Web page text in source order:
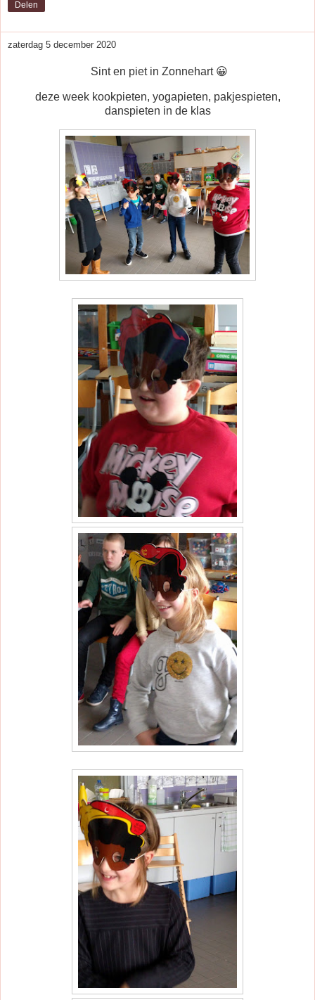
Delen
zaterdag 5 december 2020
Sint en piet in Zonnehart 😀
deze week kookpieten, yogapieten, pakjespieten,
danspieten in de klas